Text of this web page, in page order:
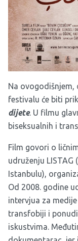
Na ovogodišnjem,
festivalu će biti
dijete. U filmu
biseksualnih i
Film govori o
udruženju LISTAG
Istanbulu),
Od 2008. godine
intervjua za
transfobiji i
iskustvima.